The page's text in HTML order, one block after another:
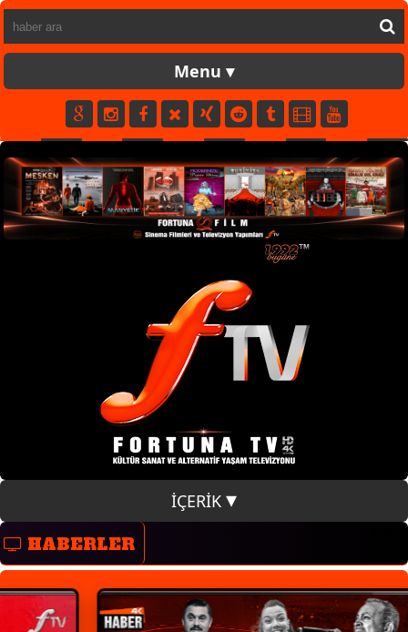
FORTUNATV
YAPIM
FİLM
MÜZİK
SPOR
KÜNYE
İÇERİK
HABERLER